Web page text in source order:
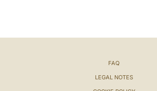
FAQ
LEGAL NOTES